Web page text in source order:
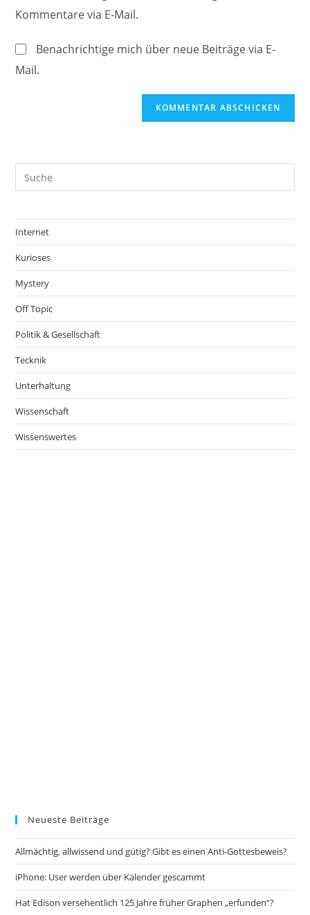
Kommentieren
ein
Kommentare via E-Mail.
Benachrichtige mich über neue Beiträge via E-
Mail.
Internet
Kurioses
Mystery
Off Topic
Politik & Gesellschaft
Tecknik
Unterhaltung
Wissenschaft
Wissenswertes
Neueste Beiträge
Allmächtig, allwissend und gütig? Gibt es einen Anti-Gottesbeweis?
iPhone: User werden über Kalender gescammt
Hat Edison versehentlich 125 Jahre früher Graphen „erfunden“?